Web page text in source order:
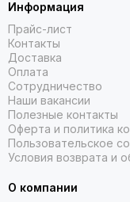
Информация
Прайс-лист
Контакты
Доставка
Оплата
Сотрудничество
Наши вакансии
Полезные контакты
Оферта и политика
Пользовательское
Условия возврата и
О компании